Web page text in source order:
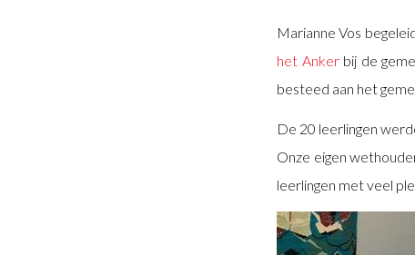
Marianne Vos
het Ankerbij de
besteed aan het
De 20 leerlingen
Onze eigen
leerlingen met veel